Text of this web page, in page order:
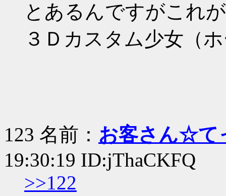
とあるんですがこれ
３Ｄカスタム少女（
123 名前： お客さん☆て
19:30:19 ID:jThaCKFQ
>>122